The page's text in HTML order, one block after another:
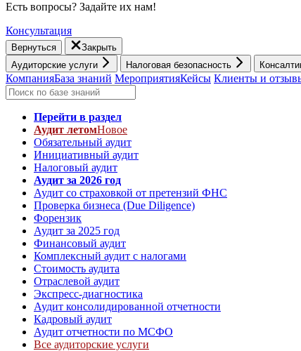
Есть вопросы? Задайте их нам!
Консультация
Вернуться
Закрыть
Аудиторские услуги
Налоговая безопасность
КомпанияБаза знаний МероприятияКейсы Клиенты и
Перейти в раздел
Аудит летомНовое
Обязательный аудит
Инициативный аудит
Налоговый аудит
Аудит за 2026 год
Аудит со страховкой от претензий ФНС
Проверка бизнеса (Due Diligence)
Форензик
Аудит за 2025 год
Финансовый аудит
Комплексный аудит с налогами
Стоимость аудита
Отраслевой аудит
Экспресс-диагностика
Аудит консолидированной отчетности
Кадровый аудит
Аудит отчетности по МСФО
Все аудиторские услуги